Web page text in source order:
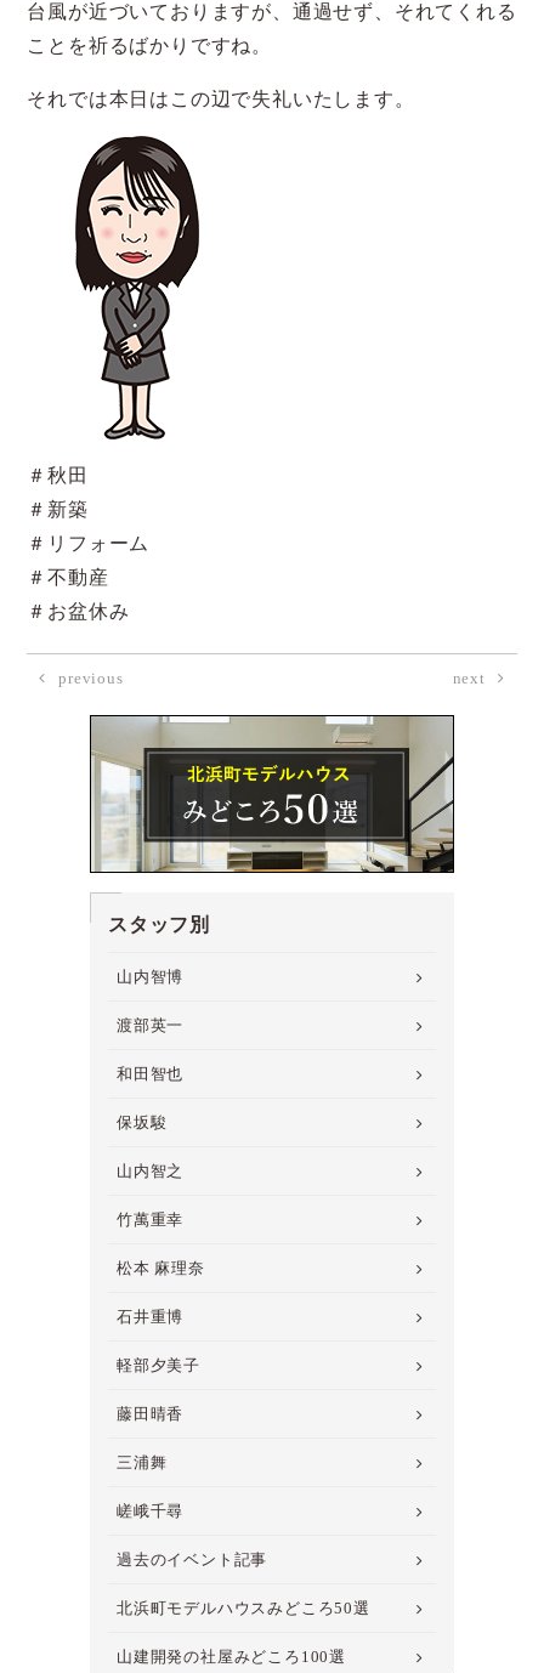
台風が近づいておりますが、通過せず、それてくれる
ことを祈るばかりですね。
それでは本日はこの辺で失礼いたします。
＃秋田
＃新築
＃リフォーム
＃不動産
＃お盆休み
previous next
スタッフ別
山内智博
渡部英一
和田智也
保坂駿
山内智之
竹萬重幸
松本 麻理奈
石井重博
軽部夕美子
藤田晴香
三浦舞
嵯峨千尋
過去のイベント記事
北浜町モデルハウスみどころ50選
山建開発の社屋みどころ100選